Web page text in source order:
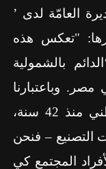
العامّة لدى ’
"تعكس هذه
بالشمولية
مصر. وباعتبارنا
منذ 42سنة،
التصنيع – فنحن
المجتمع كي